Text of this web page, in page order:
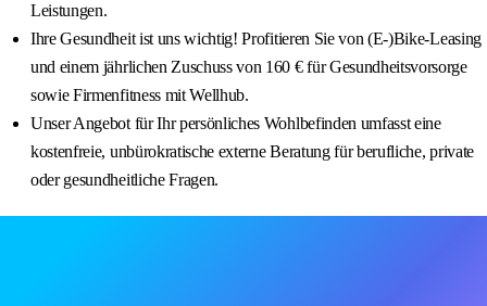
Leistungen.
Ihre Gesundheit ist uns wichtig! Profitieren Sie von (E-)Bike-Leasing
und einem jährlichen Zuschuss von 160 € für Gesundheitsvorsorge
sowie Firmenfitness mit Wellhub.
Unser Angebot für Ihr persönliches Wohlbefinden umfasst eine
kostenfreie, unbürokratische externe Beratung für berufliche, private
oder gesundheitliche Fragen.